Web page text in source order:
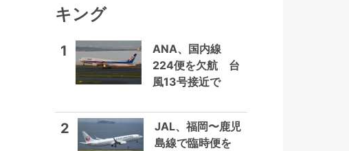
キング
1
ANA、国内線
224便を欠航 台
風13号接近で
2
JAL、福岡〜鹿児
島線で臨時便を